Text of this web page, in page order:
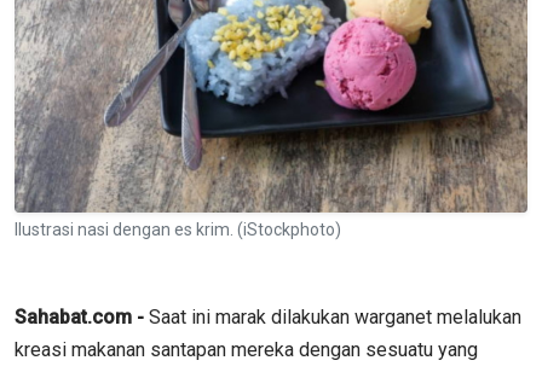
Ilustrasi nasi dengan es krim. (iStockphoto)
Sahabat.com - Saat ini marak dilakukan warganet melalukan
kreasi makanan santapan mereka dengan sesuatu yang